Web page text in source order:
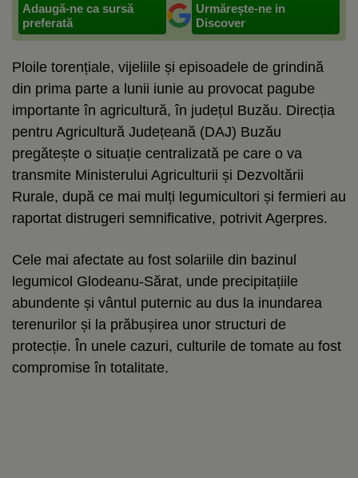
Adaugă-ne ca sursă
preferată
Urmărește-ne in
Discover
Ploile torențiale, vijeliile și episoadele de grindină
din prima parte a lunii iunie au provocat pagube
importante în agricultură, în județul Buzău. Direcția
pentru Agricultură Județeană (DAJ) Buzău
pregătește o situație centralizată pe care o va
transmite Ministerului Agriculturii și Dezvoltării
Rurale, după ce mai mulți legumicultori și fermieri au
raportat distrugeri semnificative, potrivit Agerpres.
Cele mai afectate au fost solariile din bazinul
legumicol Glodeanu-Sărat, unde precipitațiile
abundente și vântul puternic au dus la inundarea
terenurilor și la prăbușirea unor structuri de
protecție. În unele cazuri, culturile de tomate au fost
compromise în totalitate.